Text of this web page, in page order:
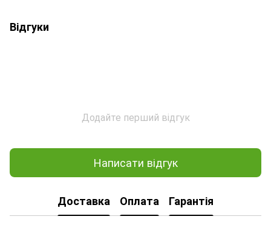
Відгуки
Додайте перший відгук
Написати відгук
Доставка Оплата Гарантія